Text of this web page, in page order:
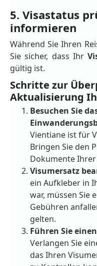
5. Visastatus
informieren
Während Sie Ihren
Sie sicher, dass Ihr
gültig ist.
Schritte zur
Aktualisierung
Besuchen Sie
Vientiane ist für
Bringen Sie den
Dokumente
Visumersatz
ein Aufkleber in
war, müssen Sie
Gebühren
gelten.
Führen Sie
Verlangen Sie
das Ihren